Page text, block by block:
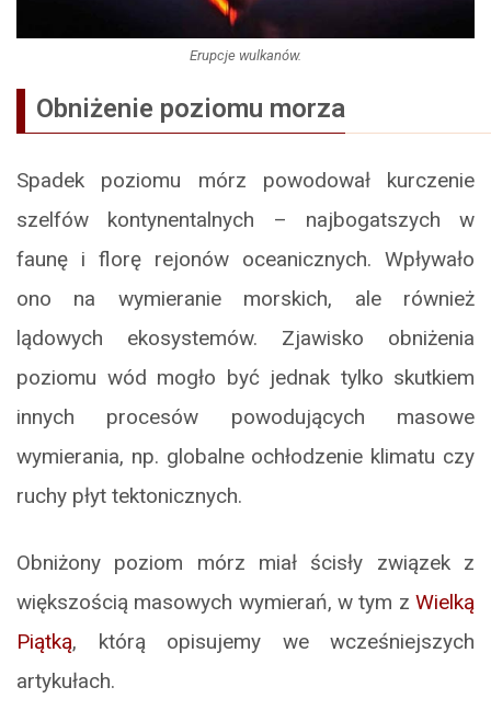
Erupcje wulkanów.
Obniżenie poziomu morza
Spadek poziomu mórz powodował kurczenie
szelfów kontynentalnych – najbogatszych w
faunę i florę rejonów oceanicznych. Wpływało
ono na wymieranie morskich, ale również
lądowych ekosystemów. Zjawisko obniżenia
poziomu wód mogło być jednak tylko skutkiem
innych procesów powodujących masowe
wymierania, np. globalne ochłodzenie klimatu czy
ruchy płyt tektonicznych.
Obniżony poziom mórz miał ścisły związek z
większością masowych wymierań, w tym z Wielką
Piątką, którą opisujemy we wcześniejszych
artykułach.